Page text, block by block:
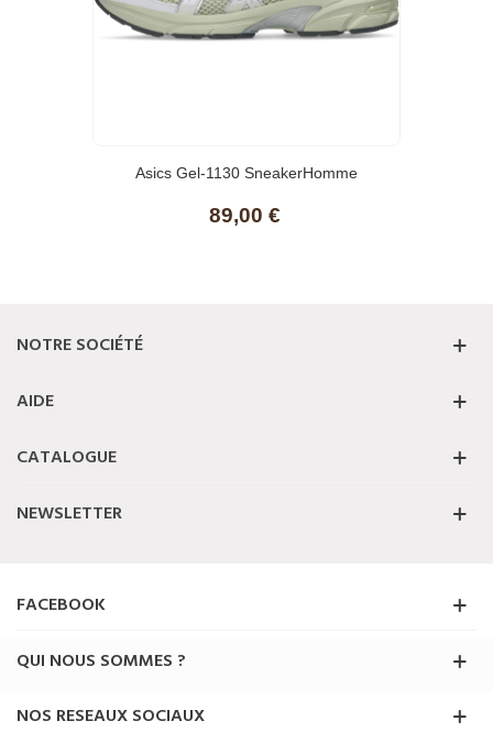
Asics Gel-1130 SneakerHomme
89,00 €
NOTRE SOCIÉTÉ
AIDE
CATALOGUE
NEWSLETTER
FACEBOOK
QUI NOUS SOMMES ?
NOS RESEAUX SOCIAUX